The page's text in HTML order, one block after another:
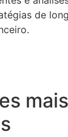
de
mais